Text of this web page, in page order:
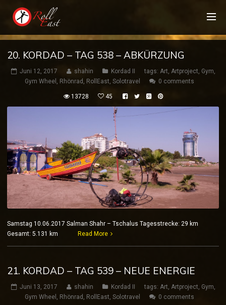
20. KORDAD – TAG 538 – ABKÜRZUNG
Juni 12, 2017 shahin Kordad II tags: Art, Artproject, Gym,
Gym Wheel , Rhönrad , RollEast, Solotravel 0 comments
13728 45
Samstag 10.06.2017 Salman Shahr – Tschalus Tagesstrecke: 29 km
Gesamt: 5.131 km
Read More
21. KORDAD – TAG 539 – NEUE ENERGIE
Juni 13, 2017 shahin Kordad II tags: Art, Artproject, Gym,
Gym Wheel , Rhönrad , RollEast, Solotravel 0 comments